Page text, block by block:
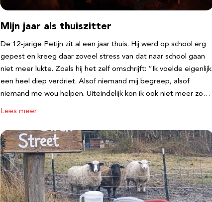
Mijn jaar als thuiszitter
De 12-jarige Petijn zit al een jaar thuis. Hij werd op school erg
gepest en kreeg daar zoveel stress van dat naar school gaan
niet meer lukte. Zoals hij het zelf omschrijft: “Ik voelde eigenlijk
een heel diep verdriet. Alsof niemand mij begreep, alsof
niemand me wou helpen. Uiteindelijk kon ik ook niet meer zo…
Lees meer